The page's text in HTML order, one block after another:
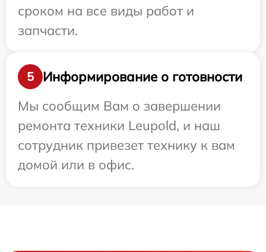
сроком на все виды работ и
запчасти.
5
Информирование о готовности
Мы сообщим Вам о завершении
ремонта техники Leupold, и наш
сотрудник привезет технику к вам
домой или в офис.